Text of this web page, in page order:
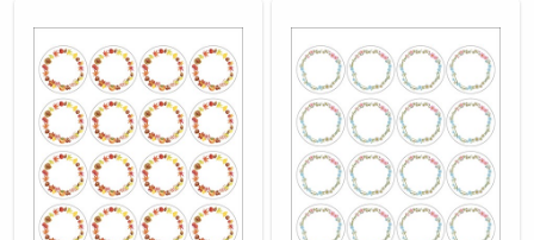
흰색 무광 방수 시치미 레이저
RV580MP-FA010레이저 전용
재질 설명
반투명 트레이싱 레이저
CL580HT-FA010레이저 전용
재질 설명
투명(25μm) 방수 레이저
CL580TT-FA010레이저 전용
재질 설명